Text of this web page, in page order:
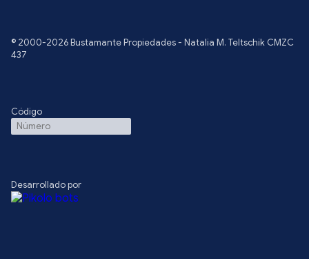
© 2000-2026 Bustamante Propiedades - Natalia M. Teltschik CMZC
437
Código
Desarrollado por